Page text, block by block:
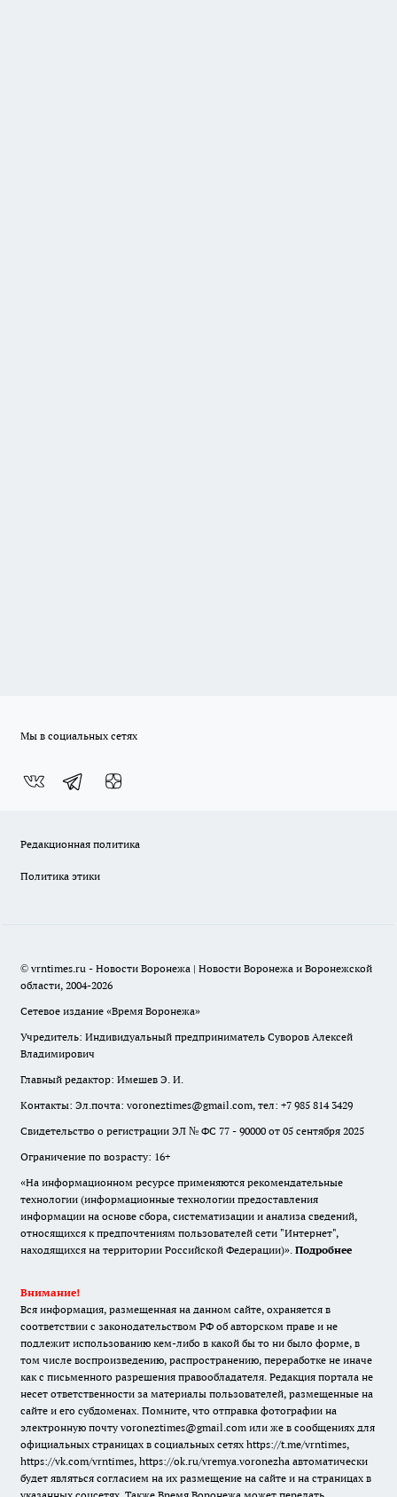
Мы в социальных сетях
Редакционная политика
Политика этики
© vrntimes.ru - Новости Воронежа | Новости Воронежа и Воронежской
области, 2004-2026
Сетевое издание «Время Воронежа»
Учредитель: Индивидуальный предприниматель Суворов Алексей
Владимирович
Главный редактор: Имешев Э. И.
Контакты: Эл.почта: voroneztimes@gmail.com, тел: +7 985 814 3429
Свидетельство о регистрации ЭЛ № ФС 77 - 90000 от 05 сентября 2025
Ограничение по возрасту: 16+
«На информационном ресурсе применяются рекомендательные
технологии (информационные технологии предоставления
информации на основе сбора, систематизации и анализа сведений,
относящихся к предпочтениям пользователей сети "Интернет",
находящихся на территории Российской Федерации)». Подробнее
Внимание!
Вся информация, размещенная на данном сайте, охраняется в
соответствии с законодательством РФ об авторском праве и не
подлежит использованию кем-либо в какой бы то ни было форме, в
том числе воспроизведению, распространению, переработке не иначе
как с письменного разрешения правообладателя. Редакция портала не
несет ответственности за материалы пользователей, размещенные на
сайте и его субдоменах. Помните, что отправка фотографии на
электронную почту voroneztimes@gmail.com или же в сообщениях для
официальных страницах в социальных сетях https://t.me/vrntimes,
https://vk.com/vrntimes, https://ok.ru/vremya.voronezha автоматически
будет являться согласием на их размещение на сайте и на страницах в